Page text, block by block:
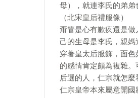
母），就連李氏的弟弟
（北宋皇后禮服像）
甭管是心有歉疚還是
己的生母是李氏，親
穿著皇太后服飾，面
的感情肯定頗為複雜
后選的人，仁宗就怎麼
仁宗皇帝本來屬意開